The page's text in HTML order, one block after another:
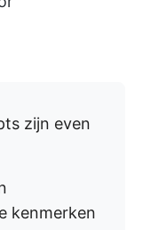
zijn even
kenmerken